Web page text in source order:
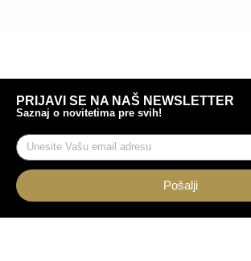
PRIJAVI SE NA NAŠ NEWSLETTER
Saznaj o novitetima pre svih!
Pošalji